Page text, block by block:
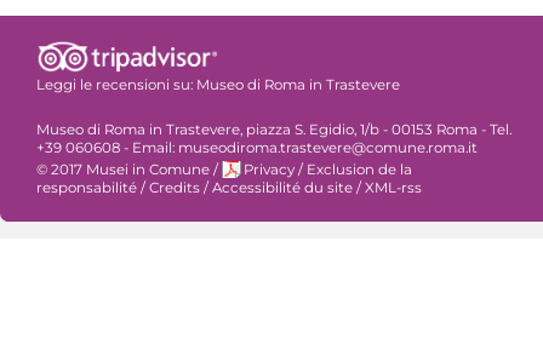
Leggi le recensioni su: Museo di Roma in Trastevere
Museo di Roma in Trastevere, piazza S. Egidio, 1/b - 00153 Roma - Tel.
+39 060608 - Email: museodiroma.trastevere@comune.roma.it
© 2017 Musei in Comune / Privacy / Exclusion de la
responsabilité / Credits / Accessibilité du site / XML-rss